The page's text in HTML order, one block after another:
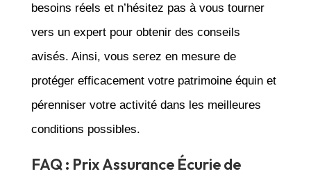
besoins réels et n’hésitez pas à vous tourner
vers un expert pour obtenir des conseils
avisés. Ainsi, vous serez en mesure de
protéger efficacement votre patrimoine équin et
pérenniser votre activité dans les meilleures
conditions possibles.
FAQ : Prix Assurance Écurie de